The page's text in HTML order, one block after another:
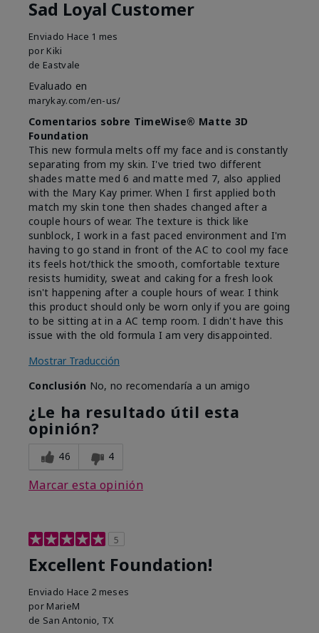
Sad Loyal Customer
Enviado Hace 1 mes
por Kiki
de Eastvale
Evaluado en
marykay.com/en-us/
Comentarios sobre TimeWise® Matte 3D
Foundation
This new formula melts off my face and is constantly
separating from my skin. I've tried two different
shades matte med 6 and matte med 7, also applied
with the Mary Kay primer. When I first applied both
match my skin tone then shades changed after a
couple hours of wear. The texture is thick like
sunblock, I work in a fast paced environment and I'm
having to go stand in front of the AC to cool my face
its feels hot/thick the smooth, comfortable texture
resists humidity, sweat and caking for a fresh look
isn't happening after a couple hours of wear. I think
this product should only be worn only if you are going
to be sitting at in a AC temp room. I didn't have this
issue with the old formula I am very disappointed.
Mostrar Traducción
Conclusión No, no recomendaría a un amigo
¿Le ha resultado útil esta
opinión?
46 4
Marcar esta opinión
5
Excellent Foundation!
Enviado Hace 2 meses
por MarieM
de San Antonio, TX